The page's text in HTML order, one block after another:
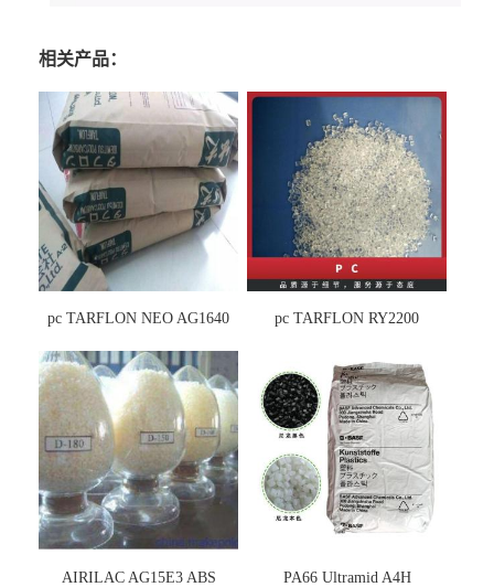
相关产品：
pc TARFLON NEO AG1640 pc TARFLON RY2200
AIRILAC AG15E3 ABS PA66 Ultramid A4H